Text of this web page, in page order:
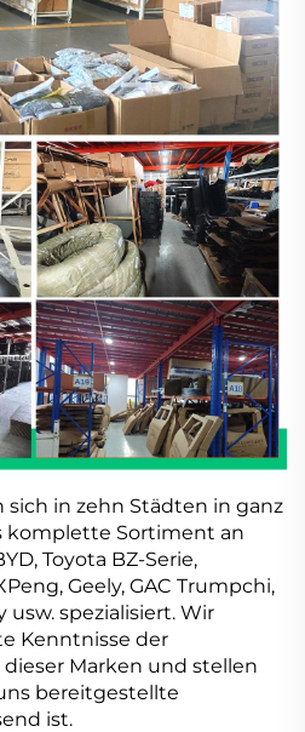
sich in zehn Städten in ganz
komplette Sortiment an
Toyota BZ-Serie,
Geely, GAC Trumpchi,
usw. spezialisiert. Wir
Kenntnisse der
Marken und stellen
bereitgestellte
ist.